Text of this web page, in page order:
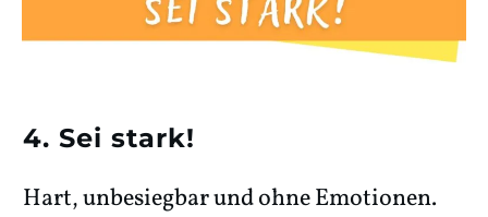
4. Sei stark!
Hart, unbesiegbar und ohne Emotionen.